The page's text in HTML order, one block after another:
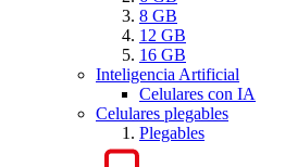
8 GB
12 GB
16 GB
Inteligencia Artificial
Celulares con IA
Celulares plegables
Plegables